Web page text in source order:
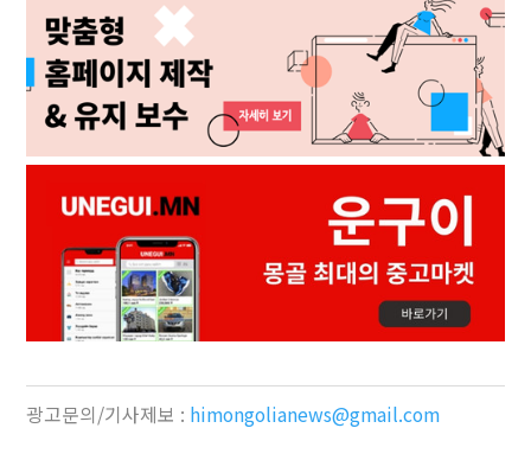
광고문의/기사제보 : himongolianews@gmail.com